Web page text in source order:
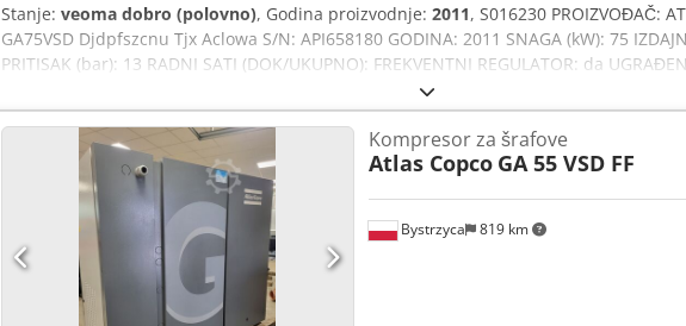
Stanje: veoma dobro (polovno), Godina proizvodnje: 2011, S016230 PROIZVOĐAČ:
GA75VSD Djdpfszcnu Tjx Aclowa S/N: API658180 GODINA: 2011 SNAGA (kW): 75
PRITISAK (bar): 13 RADNI SATI (DOK/UKUPNO): FREKVENTNI REGULATOR: da
IZMENJIVAČ: da HLAĐENJE (VAZDUH/VODA): vazduh NA REZERVOARU: ne
2 1/2 NOVO/POLOVNO: POLVNO
Bystrzyca 819 km
Kompresor za šrafove
Atlas Copco GA 55 VSD FF